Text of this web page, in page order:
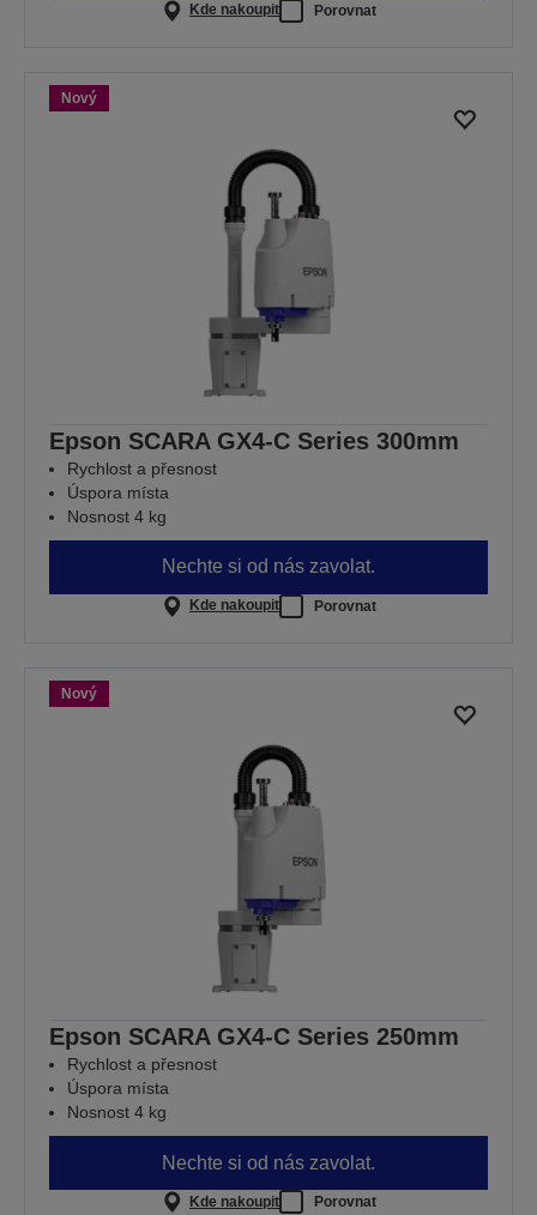
Kde nakoupit Porovnat
Nový
Epson SCARA GX4-C Series 300mm
Rychlost a přesnost
Úspora místa
Nosnost 4 kg
Nechte si od nás zavolat.
Kde nakoupit Porovnat
Nový
Epson SCARA GX4-C Series 250mm
Rychlost a přesnost
Úspora místa
Nosnost 4 kg
Nechte si od nás zavolat.
Kde nakoupit Porovnat